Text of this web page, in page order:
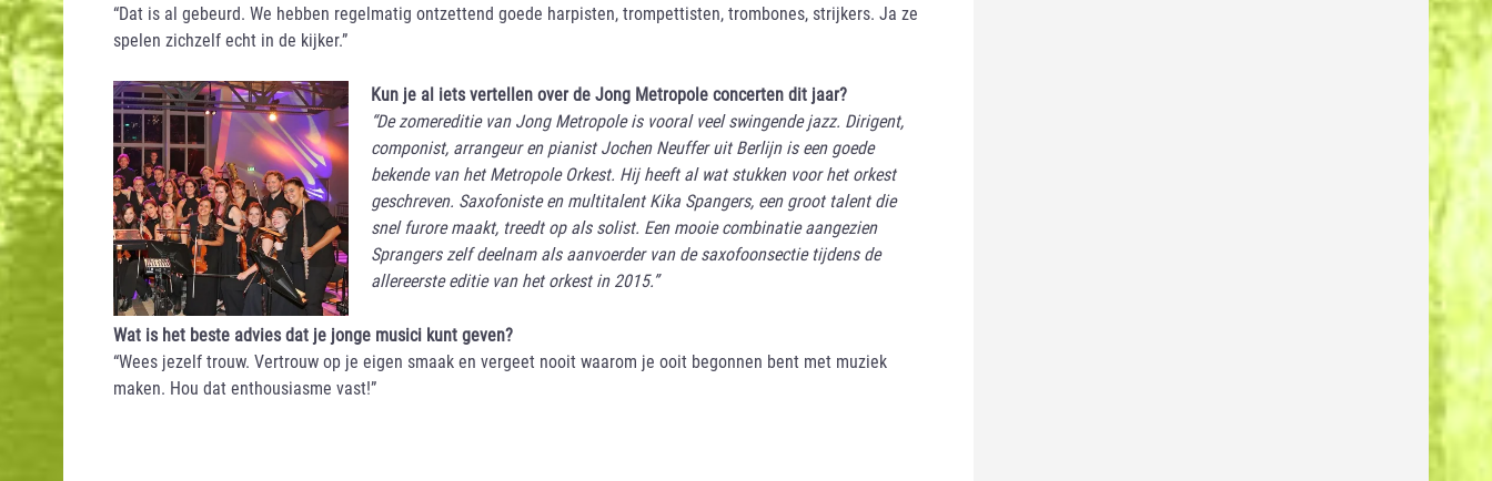
“Dat is al gebeurd. We hebben regelmatig ontzettend goede harpisten, trompettisten, trombones, strijkers. Ja ze
spelen zichzelf echt in de kijker.”
Kun je al iets vertellen over de Jong Metropole concerten dit jaar?
“De zomereditie van Jong Metropole is vooral veel swingende jazz. Dirigent,
componist, arrangeur en pianist Jochen Neuffer uit Berlijn is een goede
bekende van het Metropole Orkest. Hij heeft al wat stukken voor het orkest
geschreven. Saxofoniste en multitalent Kika Spangers, een groot talent die
snel furore maakt, treedt op als solist. Een mooie combinatie aangezien
Sprangers zelf deelnam als aanvoerder van de saxofoonsectie tijdens de
allereerste editie van het orkest in 2015.”
Wat is het beste advies dat je jonge musici kunt geven?
“Wees jezelf trouw. Vertrouw op je eigen smaak en vergeet nooit waarom je ooit begonnen bent met muziek
maken. Hou dat enthousiasme vast!”